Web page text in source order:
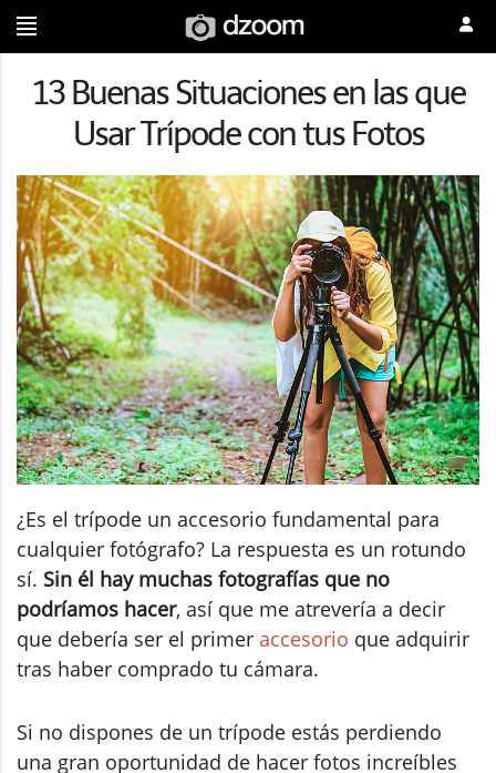
13 Buenas Situaciones en las que
Usar Trípode con tus Fotos
¿Es el trípode un accesorio fundamental para
cualquier fotógrafo? La respuesta es un rotundo
sí. Sin él hay muchas fotografías que no
podríamos hacer, así que me atrevería a decir
que debería ser el primer accesorio que adquirir
tras haber comprado tu cámara.
Si no dispones de un trípode estás perdiendo
una gran oportunidad de hacer fotos increíbles